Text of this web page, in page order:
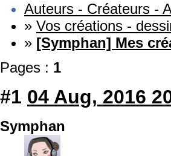
Auteurs - Créateurs -
» Vos créations -
» [Symphan] Mes
Pages : 1
#1 04 Aug, 2016
Symphan